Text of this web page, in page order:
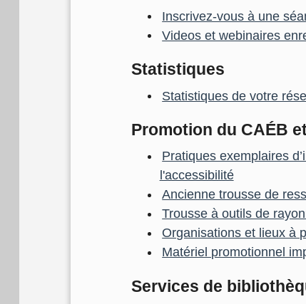
Inscrivez-vous à une
Videos et webinaires
Statistiques
Statistiques de votre
Promotion du CAÉB
Pratiques exemplaires
l'accessibilité
Ancienne trousse de
Trousse à outils de
Organisations et lieux à
Matériel promotionnel
Services de